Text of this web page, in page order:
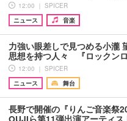
12:00 ｜ SPICER
ニュース
音楽
力強い眼差しで見つめる小瀧
思想を持つ人々 『ロックン
12:00 ｜ SPICER
ニュース
舞台
長野で開催の『りんご音楽祭